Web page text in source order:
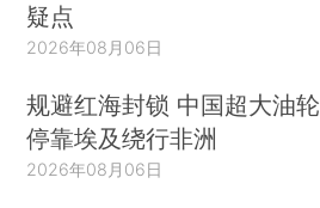
疑点
2026年08月06日
规避红海封锁 中国超大油轮
停靠埃及绕行非洲
2026年08月06日